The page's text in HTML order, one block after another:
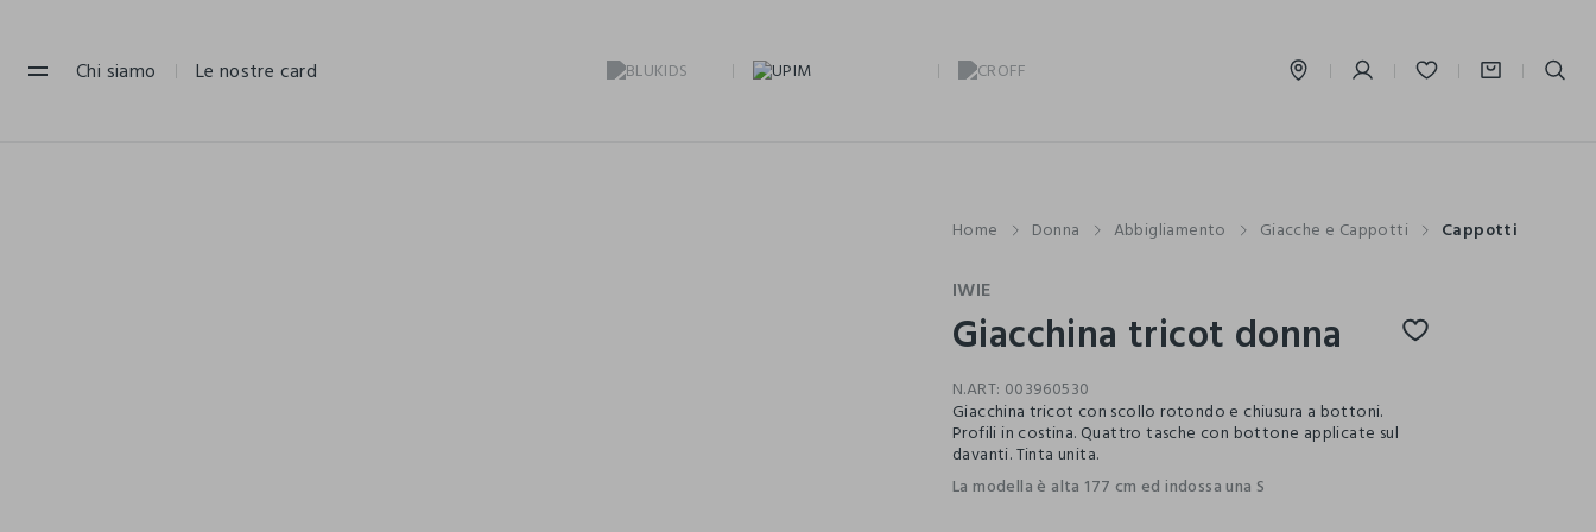
Chi siamo Le nostre card
Home Donna Abbigliamento Giacche e Cappotti Cappotti
IWIE
Giacchina tricot donna
N.ART: 003960530
Giacchina tricot con scollo rotondo e chiusura a bottoni.
Profili in costina. Quattro tasche con bottone applicate sul
davanti. Tinta unita.
La modella è alta 177 cm ed indossa una S